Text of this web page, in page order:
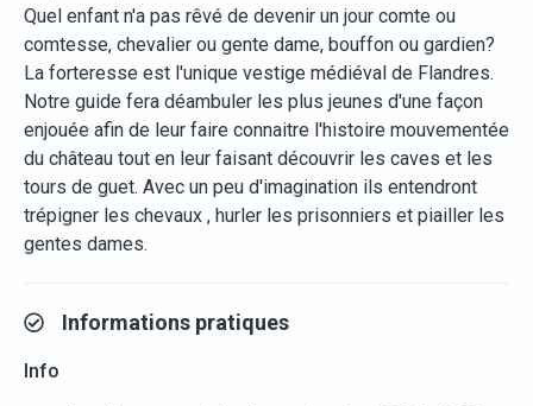
Quel enfant n'a pas rêvé de devenir un jour comte ou
comtesse, chevalier ou gente dame, bouffon ou gardien?
La forteresse est l'unique vestige médiéval de Flandres.
Notre guide fera déambuler les plus jeunes d'une façon
enjouée afin de leur faire connaitre l'histoire mouvementée
du château tout en leur faisant découvrir les caves et les
tours de guet. Avec un peu d'imagination ils entendront
trépigner les chevaux , hurler les prisonniers et piailler les
gentes dames.
Informations pratiques
Info